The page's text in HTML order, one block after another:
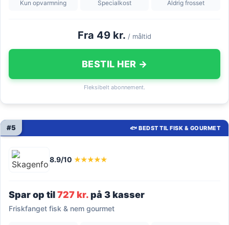
Kun opvarmning Specialkost Aldrig frosset
Fra 49 kr. / måltid
BESTIL HER →
Fleksibelt abonnement.
🐟 BEDST TIL FISK & GOURMET
#5
8.9/10 ★★★★★
Spar op til727 kr.på 3 kasser
Friskfanget fisk & nem gourmet